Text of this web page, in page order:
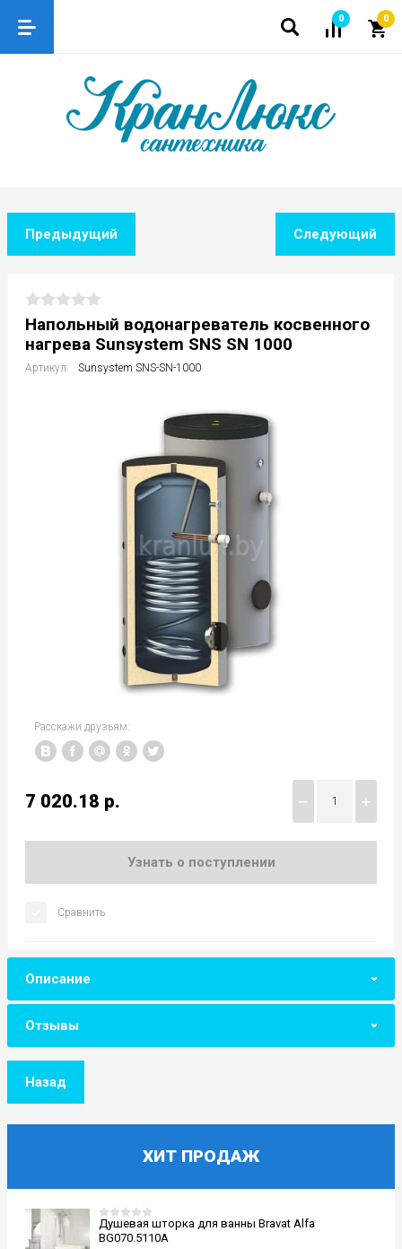
0 0
ХИТ ПРОДАЖ
Душевая шторка для ванны Bravat Alfa
BG070.5110A
Предыдущий Следующий
Напольный водонагреватель косвенного
нагрева Sunsystem SNS SN 1000
Артикул: Sunsystem SNS-SN-1000
Расскажи друзьям:
7 020.18 р. − +
Узнать о поступлении
Сравнить
Описание
Отзывы
Назад